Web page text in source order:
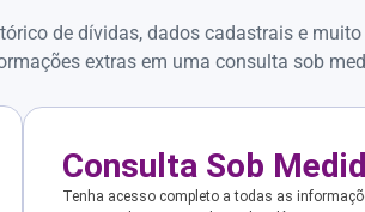
de dívidas, dados cadastrais e
extras em uma consulta sob
Consulta Sob
Tenha acesso completo a todas as